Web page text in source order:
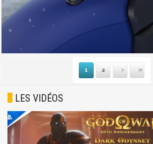
1 2
Suivante
Dernière
LES VIDÉOS